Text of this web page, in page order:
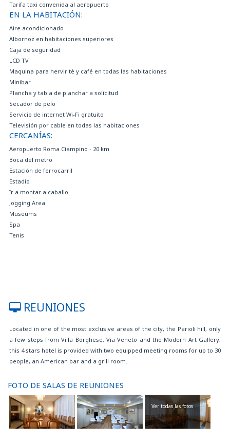
Tarifa taxi convenida al aeropuerto
EN LA HABITACIÓN:
Aire acondicionado
Albornoz en habitaciones superiores
Caja de seguridad
LCD TV
Maquina para hervir tè y café en todas las habitaciones
Minibar
Plancha y tabla de planchar a solicitud
Secador de pelo
Servicio de internet Wi-Fi gratuito
Televisión por cable en todas las habitaciones
CERCANÍAS:
Aeropuerto Roma Ciampino - 20 km
Boca del metro
Estación de ferrocarril
Estadio
Ir a montar a caballo
Jogging Area
Museums
Spa
Tenis
REUNIONES
Located in one of the most exclusive areas of the city, the Parioli hill, only
a few steps from Villa Borghese, Via Veneto and the Modern Art Gallery,
this 4 stars hotel is provided with two equipped meeting rooms for up to 30
people, an American bar and a grill room.
FOTO DE SALAS DE REUNIONES
Ver todas las fotos